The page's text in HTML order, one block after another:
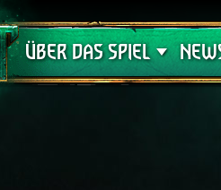
ÜBER DAS SPIEL
Support